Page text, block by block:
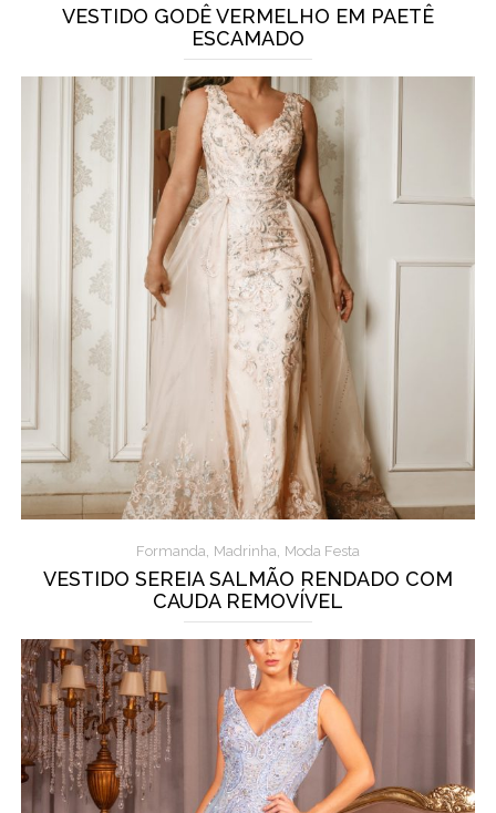
VESTIDO GODÊ VERMELHO EM PAETÊ
ESCAMADO
Formanda, Madrinha, Moda Festa
VESTIDO SEREIA SALMÃO RENDADO COM
CAUDA REMOVÍVEL